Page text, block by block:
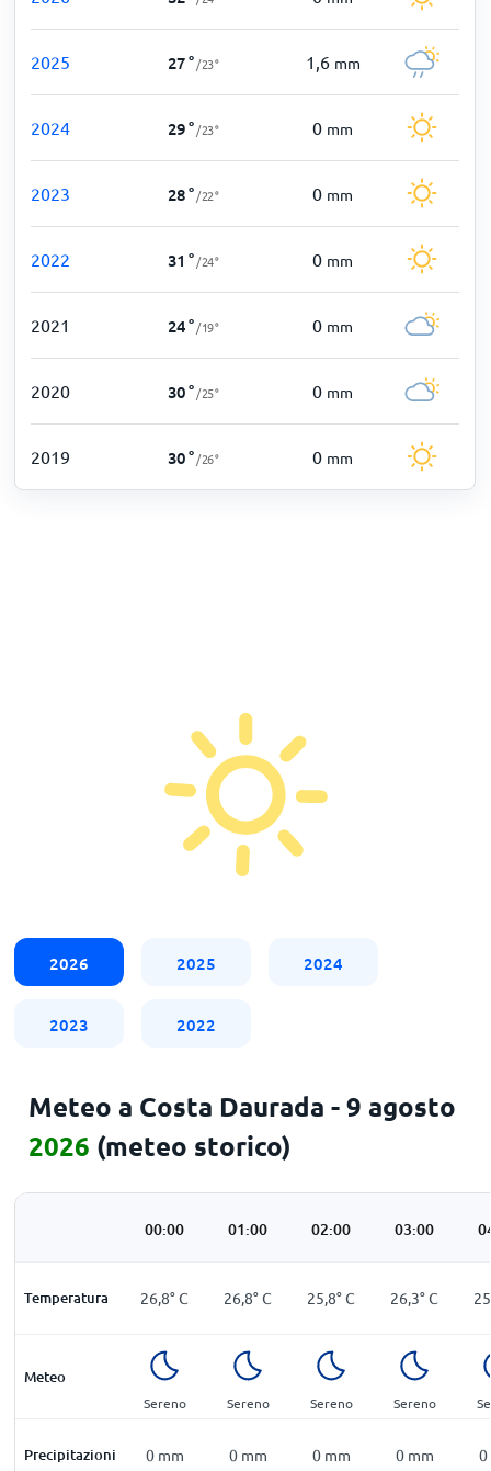
2025 27° /23° 1,6 mm
2024 29° /23° 0 mm
2023 28° /22° 0 mm
2022 31 ° /24° 0 mm
2021 24° /19° 0 mm
2020 30° /25° 0 mm
2019 30° /26° 0 mm
2026 2025 2024
2023 2022
Meteo a Costa Daurada - 9 agosto
2026 (meteo storico)
00:00 01:00 02:00 03:00
Temperatura 26,8°C 26,8°C 25,8°C 26,3°C
Meteo
Sereno Sereno Sereno Sereno
Precipitazioni 0 mm 0 mm 0 mm 0 mm 0